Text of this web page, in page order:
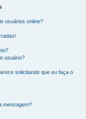
usuários online?
usuário?
solicitando que eu faça o
mensagem?